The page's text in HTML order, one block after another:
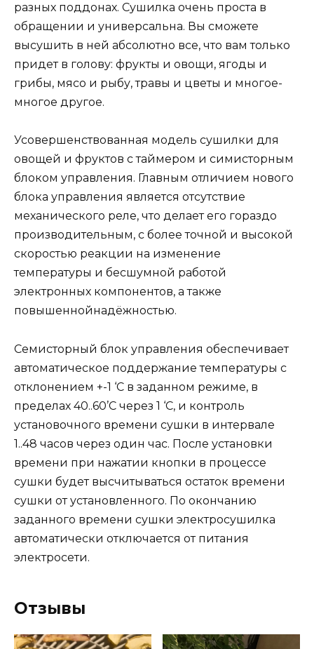
разных поддонах. Сушилка очень проста в
обращении и универсальна. Вы сможете
высушить в ней абсолютно все, что вам только
придет в голову: фрукты и овощи, ягоды и
грибы, мясо и рыбу, травы и цветы и многое-
многое другое.
Усовершенствованная модель сушилки для
овощей и фруктов с таймером и симисторным
блоком управления. Главным отличием нового
блока управления является отсутствие
механического реле, что делает его гораздо
производительным, с более точной и высокой
скоростью реакции на изменение
температуры и бесшумной работой
электронных компонентов, а также
повышеннойнадёжностью.
Семисторный блок управления обеспечивает
автоматическое поддержание температуры с
отклонением +-1 ‘C в заданном режиме, в
пределах 40..60’C через 1 ‘C, и контроль
установочного времени сушки в интервале
1..48 часов через один час. После установки
времени при нажатии кнопки в процессе
сушки будет высчитываться остаток времени
сушки от установленного. По окончанию
заданного времени сушки электросушилка
автоматически отключается от питания
электросети.
Отзывы